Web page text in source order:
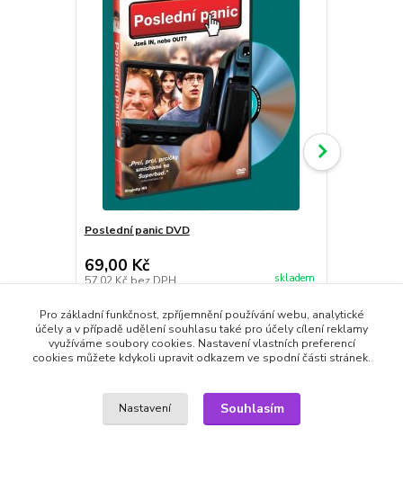
Poslední panic DVD
69,00 Kč
57,02 Kčbez DPH skladem
Přidat do košíku
73,55 Kčbez
Zboží zařazeno v kategoriích
Pro základní funkčnost, zpříjemnění používání webu, analytické
účely a v případě udělení souhlasu také pro účely cílení reklamy
využíváme soubory cookies. Nastavení vlastních preferencí
cookies můžete kdykoli upravit odkazem ve spodní části stránek.
Nastavení Souhlasím